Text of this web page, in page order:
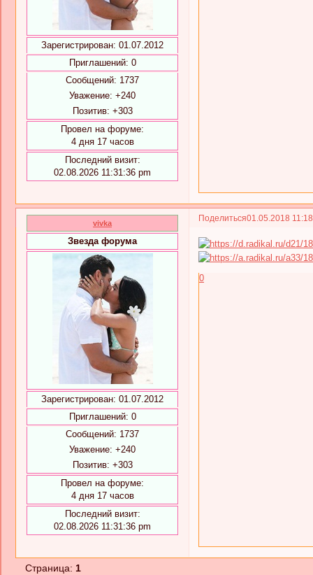
Зарегистрирован: 01.07.2012
Приглашений: 0
Сообщений: 1737
Уважение: +240
Позитив: +303
Провел на форуме:
4 дня 17 часов
Последний визит:
02.08.2026 11:31:36 pm
Поделиться01.05.2018
vivka
Звезда форума
Зарегистрирован: 01.07.2012
Приглашений: 0
Сообщений: 1737
Уважение: +240
Позитив: +303
Провел на форуме:
4 дня 17 часов
Последний визит:
02.08.2026 11:31:36 pm
0
Страница: 1